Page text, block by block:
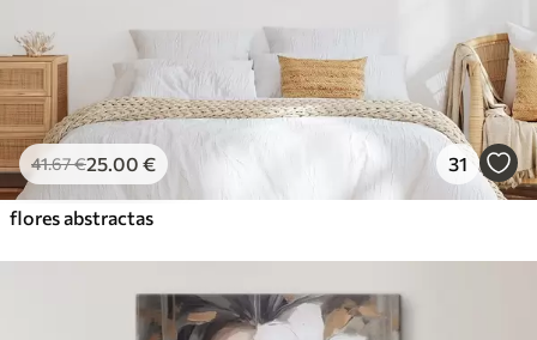
41.67€25.00 € 31
flores abstractas